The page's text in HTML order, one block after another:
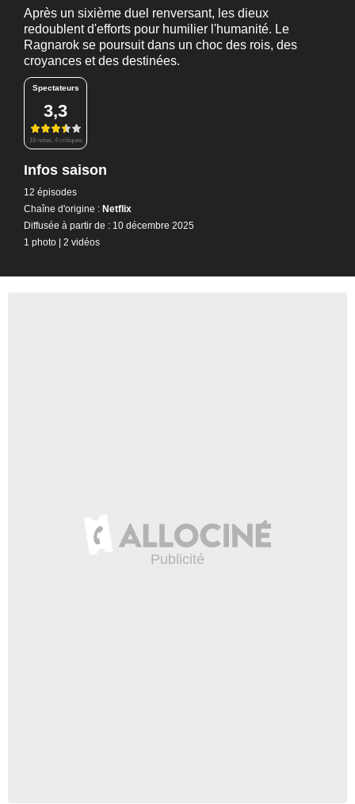
Après un sixième duel renversant, les dieux
redoublent d'efforts pour humilier l'humanité. Le
Ragnarok se poursuit dans un choc des rois, des
croyances et des destinées.
Spectateurs
3,3
18 notes, 4 critiques
Infos saison
12 épisodes
Chaîne d'origine : Netflix
Diffusée à partir de : 10 décembre 2025
1 photo | 2 vidéos